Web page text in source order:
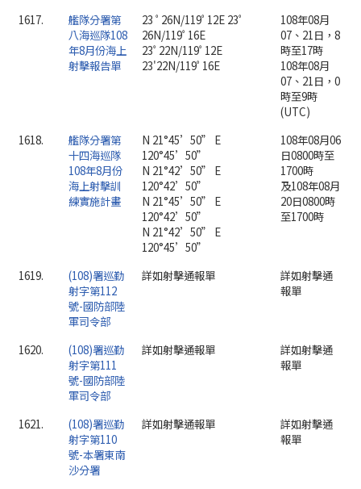
1617.
艦隊分署第
八海巡隊108
年8月份海上
射擊報告單
23 ﾟ26N/119ﾟ12E 23ﾟ
26N/119ﾟ16E
23ﾟ22N/119ﾟ12E
23'22N/119ﾟ16E
108年08月
07、21日，8
時至17時
108年08月
07、21日，0
時至9時
(UTC)
1618.
艦隊分署第
十四海巡隊
108年8月份
海上射擊訓
練實施計畫
N 21°45’50” E
120°45’50”
N 21°42’50” E
120°42’50”
N 21°45’50” E
120°42’50”
N 21°42’50” E
120°45’50”
108年08月06
日0800時至
1700時
及108年08月
20日0800時
至1700時
1619.
(108)署巡勤
射字第112
號-國防部陸
軍司令部
詳如射擊通報單
詳如射擊通
報單
1620.
(108)署巡勤
射字第111
號-國防部陸
軍司令部
詳如射擊通報單
詳如射擊通
報單
1621.
(108)署巡勤
射字第110
號-本署東南
沙分署
詳如射擊通報單
詳如射擊通
報單